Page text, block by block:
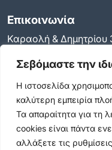
Σεβόμαστε την
Η ιστοσελίδα
καλύτερη εμπειρία
Τα απαραίτητα για τη
cookies είναι πάντα
αλλάξετε τις
Επικοινωνία
Καραολή &
Τηλ. Κέντρο:
213
Όροι Χρήσης
Όροι Χρήσης
Πολιτική
Πολιτική για τη